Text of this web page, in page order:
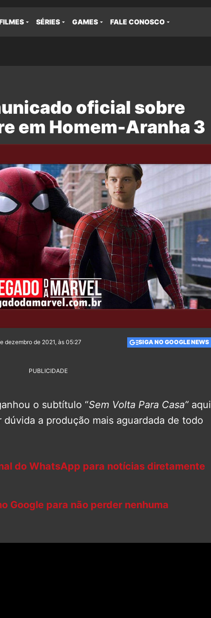
SÉRIES GAMES FALE CONOSCO
oficial sobre
em Homem-Aranha 3
dezembro de 2021, às 05:27 SIGA NO GOOGLE NEWS
PUBLICIDADE
o subtítulo “Sem Volta Para Casa” aqui
a produção mais aguardada de todo
do WhatsApp para notícias diretamente
Google para não perder nenhuma